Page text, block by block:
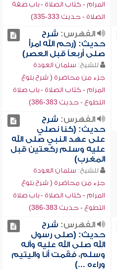
المرام - كتاب الصلاة - باب صفة
الصلاة - حديث 333-335)
الفهرس: شرح
حديث: (رحم الله امرأً
صلى أربعاً قبل العصر)
للشيخ: سلمان العودة
جزء من محاضرة ( شرح بلوغ
المرام - كتاب الصلاة - باب صلاة
التطوع - حديث 383-386)
الفهرس: شرح
حديث: (كنا نصلي
على عهد النبي صلى الله
عليه وسلم ركعتين قبل
المغرب)
للشيخ: سلمان العودة
جزء من محاضرة ( شرح بلوغ
المرام - كتاب الصلاة - باب صلاة
التطوع - حديث 383-386)
الفهرس: شرح
حديث: (صلى رسول
الله صلى الله عليه وآله
وسلم، فقمت أنا واليتيم
وراءه ...)